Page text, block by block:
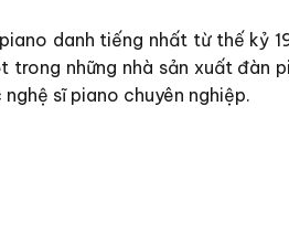
danh tiếng nhất từ thế kỷ
trong những nhà sản xuất
sĩ piano chuyên nghiệp.